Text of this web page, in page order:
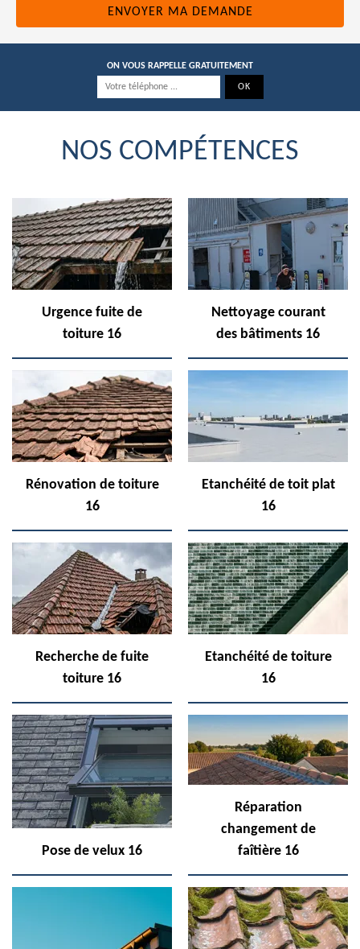
ON VOUS RAPPELLE GRATUITEMENT
NOS COMPÉTENCES
Urgence fuite de
toiture 16
Nettoyage courant
des bâtiments 16
Rénovation de toiture
16
Etanchéité de toit plat
16
Recherche de fuite
toiture 16
Etanchéité de toiture
16
Pose de velux 16
Réparation
changement de
faîtière 16